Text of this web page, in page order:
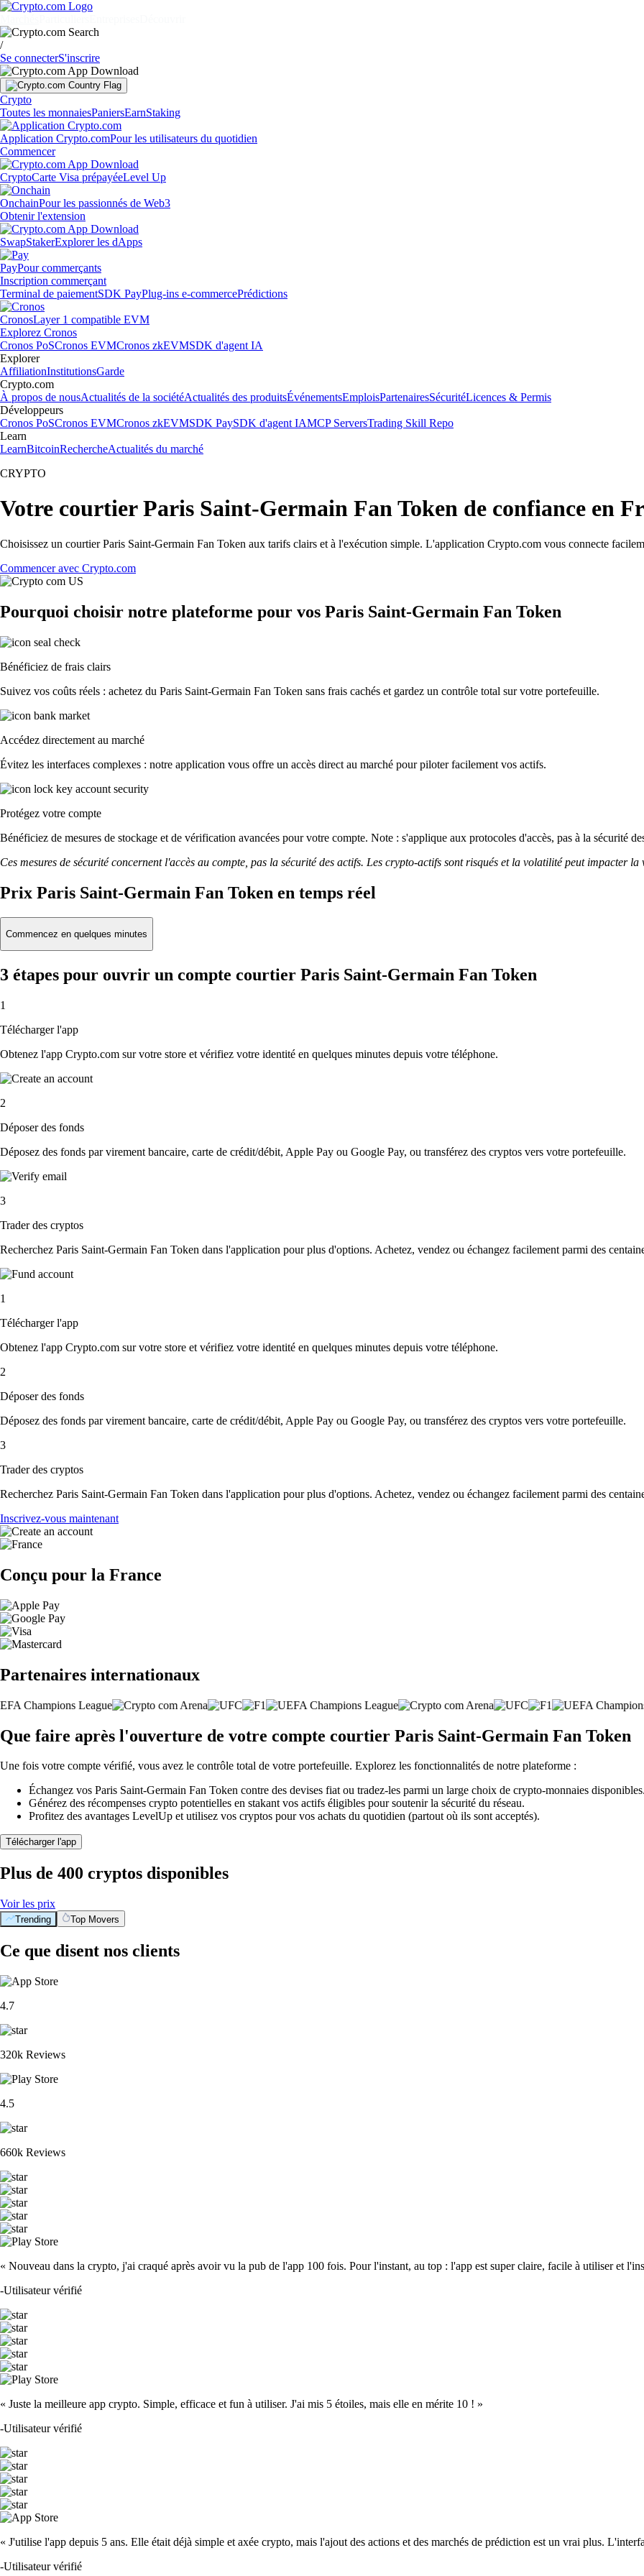
/
Se connecterS'inscrire
Crypto
Toutes les monnaiesPaniersEarnStaking
Application Crypto.comPour les utilisateurs du quotidien
Commencer
CryptoCarte Visa prépayéeLevel Up
OnchainPour les passionnés de Web3
Obtenir l'extension
SwapStakerExplorer les dApps
PayPour commerçants
Inscription commerçant
Terminal de paiementSDK PayPlug-ins e-commercePrédictions
CronosLayer 1 compatible EVM
Explorez Cronos
Cronos PoSCronos EVMCronos zkEVMSDK d'agent IA
Explorer
AffiliationInstitutionsGarde
Crypto.com
À propos de nousActualités de la sociétéActualités des produitsÉvénementsEmploisPartenairesSécuritéLicences & Permis
Développeurs
Cronos PoSCronos EVMCronos zkEVMSDK PaySDK d'agent IAMCP ServersTrading Skill Repo
Learn
LearnBitcoinRechercheActualités du marché
CRYPTO
Votre courtier Paris Saint-Germain Fan Token de confiance en
Choisissez un courtier Paris Saint-Germain Fan Token aux tarifs clairs et à l'exécution simple. L'application Crypto.com vous connecte
Commencer avec Crypto.com
Pourquoi choisir notre plateforme pour vos Paris Saint-Germain Fan Token
Bénéficiez de frais clairs
Suivez vos coûts réels : achetez du Paris Saint-Germain Fan Token sans frais cachés et gardez un contrôle total sur votre portefeuille.
Accédez directement au marché
Évitez les interfaces complexes : notre application vous offre un accès direct au marché pour piloter facilement vos actifs.
Protégez votre compte
Bénéficiez de mesures de stockage et de vérification avancées pour votre compte. Note : s'applique aux protocoles d'accès, pas à la sécurité
Ces mesures de sécurité concernent l'accès au compte, pas la sécurité des actifs. Les crypto-actifs sont risqués et la volatilité peut impacter
Prix Paris Saint-Germain Fan Token en temps réel
Commencez en quelques minutes
3 étapes pour ouvrir un compte courtier Paris Saint-Germain Fan Token
1
Télécharger l'app
Obtenez l'app Crypto.com sur votre store et vérifiez votre identité en quelques minutes depuis votre téléphone.
2
Déposer des fonds
Déposez des fonds par virement bancaire, carte de crédit/débit, Apple Pay ou Google Pay, ou transférez des cryptos vers votre portefeuille.
3
Trader des cryptos
Recherchez Paris Saint-Germain Fan Token dans l'application pour plus d'options. Achetez, vendez ou échangez facilement parmi des
1
Télécharger l'app
Obtenez l'app Crypto.com sur votre store et vérifiez votre identité en quelques minutes depuis votre téléphone.
2
Déposer des fonds
Déposez des fonds par virement bancaire, carte de crédit/débit, Apple Pay ou Google Pay, ou transférez des cryptos vers votre portefeuille.
3
Trader des cryptos
Recherchez Paris Saint-Germain Fan Token dans l'application pour plus d'options. Achetez, vendez ou échangez facilement parmi des
Inscrivez-vous maintenant
Conçu pour la France
Partenaires internationaux
Que faire après l'ouverture de votre compte courtier Paris Saint-Germain Fan Token
Une fois votre compte vérifié, vous avez le contrôle total de votre portefeuille. Explorez les fonctionnalités de notre plateforme :
Échangez vos Paris Saint-Germain Fan Token contre des devises fiat ou tradez-les parmi un large choix de crypto-monnaies
Générez des récompenses crypto potentielles en stakant vos actifs éligibles pour soutenir la sécurité du réseau.
Profitez des avantages LevelUp et utilisez vos cryptos pour vos achats du quotidien (partout où ils sont acceptés).
Télécharger l'app
Plus de 400 cryptos disponibles
Voir les prix
Trending Top Movers
Ce que disent nos clients
4.7
320k Reviews
4.5
660k Reviews
« Nouveau dans la crypto, j'ai craqué après avoir vu la pub de l'app 100 fois. Pour l'instant, au top : l'app est super claire, facile à utiliser et
-Utilisateur vérifié
« Juste la meilleure app crypto. Simple, efficace et fun à utiliser. J'ai mis 5 étoiles, mais elle en mérite 10 ! »
-Utilisateur vérifié
« J'utilise l'app depuis 5 ans. Elle était déjà simple et axée crypto, mais l'ajout des actions et des marchés de prédiction est un vrai plus.
-Utilisateur vérifié